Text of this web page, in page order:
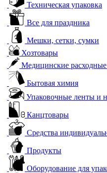
Техническая упаковка
Все для праздника
Мешки, сетки, сумки
Хозтовары
Медицинские
Бытовая химия
Упаковочные ленты и
Канцтовары
Средства
Продукты
Оборудование для